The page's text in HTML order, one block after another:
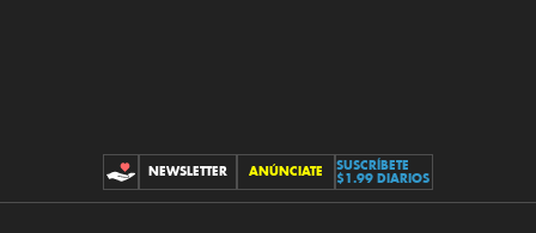
CONTRIBUCIONES
NEWSLETTER ANÚNCIATE
SUSCRÍBETE
$1.99 DIARIOS